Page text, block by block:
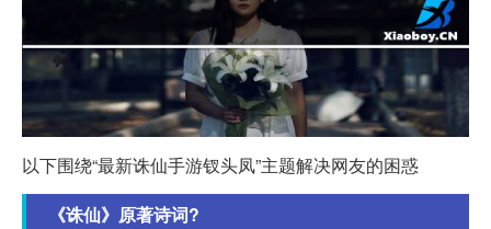
以下围绕“最新诛仙手游钗头凤”主题解决网友的困惑
《诛仙》原著诗词?